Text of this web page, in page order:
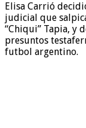
Elisa Carrió
judicial que
“Chiqui” Tapia, y
presuntos
futbol argentino.